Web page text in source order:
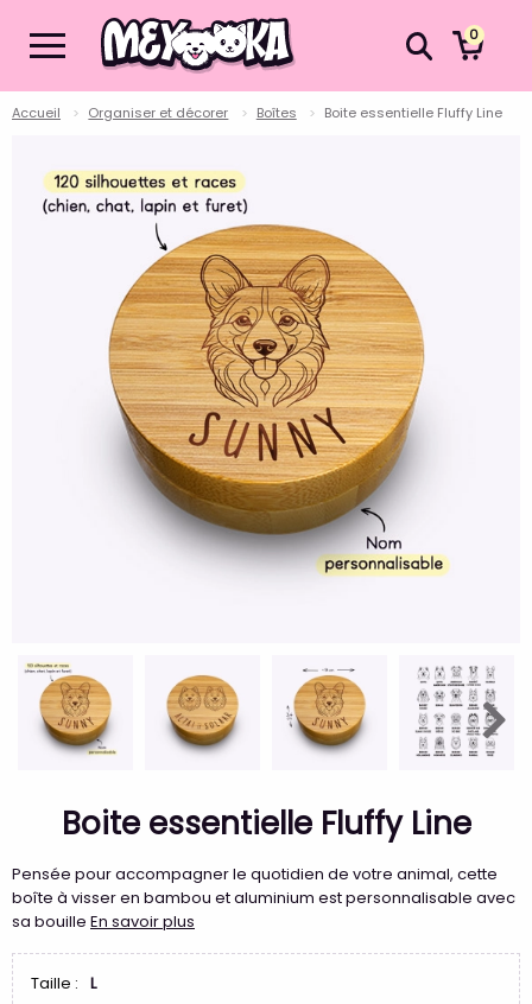
0
Accueil Organiser et décorer Boîtes Boite essentielle Fluffy Line
Boite essentielle Fluffy Line
Pensée pour accompagner le quotidien de votre animal, cette
boîte à visser en bambou et aluminium est personnalisable avec
sa bouille En savoir plus
Taille : L